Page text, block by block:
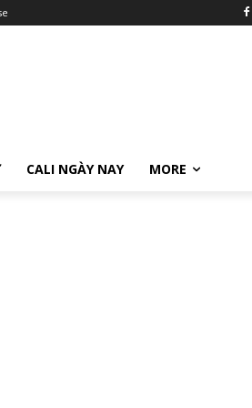
CALI NGÀY NAY MORE